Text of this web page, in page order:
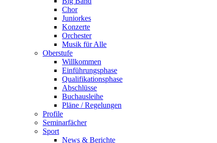
Chor
Juniorkes
Konzerte
Orchester
Musik für Alle
Oberstufe
Willkommen
Einführungsphase
Qualifikationsphase
Abschlüsse
Buchausleihe
Pläne / Regelungen
Profile
Seminarfächer
Sport
News & Berichte